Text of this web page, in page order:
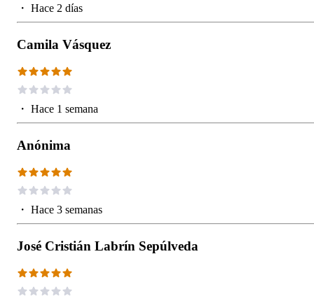
・ Hace 2 días
Camila Vásquez
・ Hace 1 semana
Anónima
・ Hace 3 semanas
José Cristián Labrín Sepúlveda